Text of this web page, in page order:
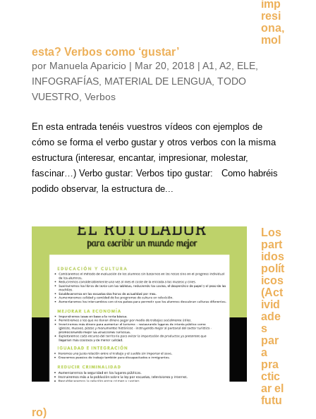
imp
resi
ona,
mol
esta? Verbos como ‘gustar’
por Manuela Aparicio| Mar 20, 2018 | A1 A2 ELE,
INFOGRAFÍAS, MATERIAL DE LENGUA, TODO
VUESTRO, Verbos
En esta entrada tenéis vuestros vídeos con ejemplos de
cómo se forma el verbo gustar y otros verbos con la misma
estructura (interesar, encantar, impresionar, molestar,
fascinar…) Verbo gustar: Verbos tipo gustar: Como habréis
podido observar, la estructura de...
Los
part
idos
polít
icos
(Act
ivid
ade
s
par
a
pra
ctic
ar el
futu
ro)